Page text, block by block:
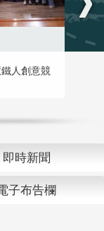
人創意競
即時新聞
子布告欄